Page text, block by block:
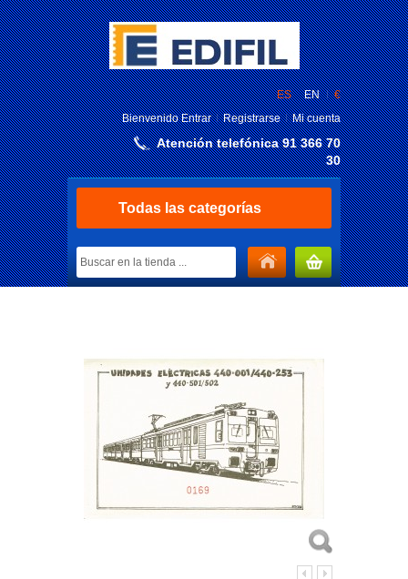
€
ES
EN
BienvenidoEntrar Registrarse Mi cuenta
Atención telefónica 91 366 70
30
Todas las categorías
MI CARRITO